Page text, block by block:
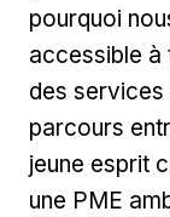
pourquoi
accessible à
des services
parcours
jeune esprit
une PME